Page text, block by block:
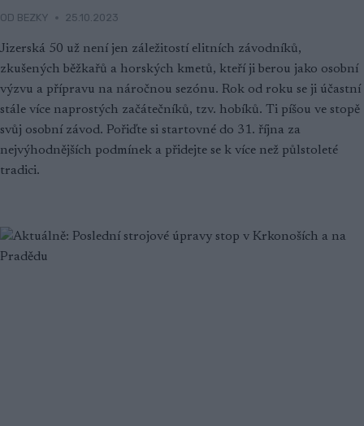
OD BEZKY 25.10.2023
Jizerská 50 už není jen záležitostí elitních závodníků,
zkušených běžkařů a horských kmetů, kteří ji berou jako osobní
výzvu a přípravu na náročnou sezónu. Rok od roku se ji účastní
stále více naprostých začátečníků, tzv. hobíků. Ti píšou ve stopě
svůj osobní závod. Pořiďte si startovné do 31. října za
nejvýhodnějších podmínek a přidejte se k více než půlstoleté
tradici.